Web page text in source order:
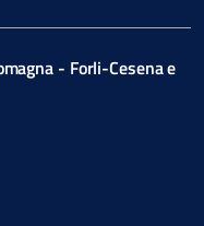
- Forli-Cesena e